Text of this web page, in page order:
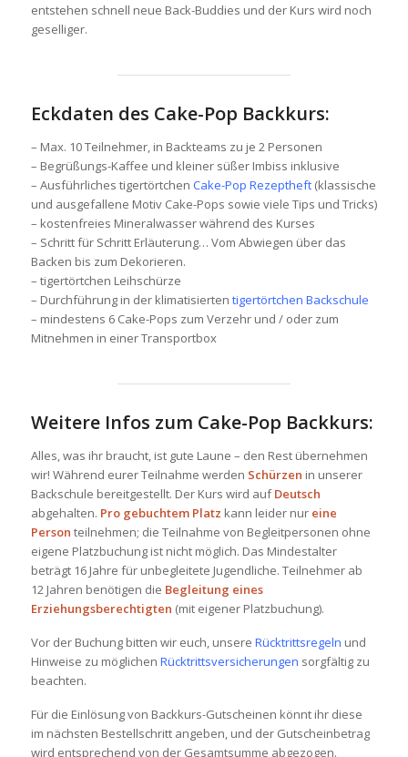
entstehen schnell neue Back-Buddies und der Kurs wird noch
geselliger.
Eckdaten des Cake-Pop Backkurs:
– Max. 10 Teilnehmer, in Backteams zu je 2 Personen
– Begrüßungs-Kaffee und kleiner süßer Imbiss inklusive
– Ausführliches tigertörtchen Cake-Pop Rezeptheft(klassische
und ausgefallene Motiv Cake-Pops sowie viele Tips und Tricks)
– kostenfreies Mineralwasser während des Kurses
– Schritt für Schritt Erläuterung… Vom Abwiegen über das
Backen bis zum Dekorieren.
– tigertörtchen Leihschürze
– Durchführung in der klimatisierten tigertörtchen Backschule
– mindestens 6 Cake-Pops zum Verzehr und / oder zum
Mitnehmen in einer Transportbox
Weitere Infos zum Cake-Pop Backkurs:
Alles, was ihr braucht, ist gute Laune – den Rest übernehmen
wir! Während eurer Teilnahme werden Schürzen in unserer
Backschule bereitgestellt. Der Kurs wird aufDeutsch
abgehalten. Pro gebuchtem Platz kann leider nur eine
Person teilnehmen; die Teilnahme von Begleitpersonen ohne
eigene Platzbuchung ist nicht möglich. Das Mindestalter
beträgt 16 Jahre für unbegleitete Jugendliche. Teilnehmer ab
12 Jahren benötigen die Begleitung eines
Erziehungsberechtigten (mit eigener Platzbuchung).
Vor der Buchung bitten wir euch, unsere Rücktrittsregeln und
Hinweise zu möglichen Rücktrittsversicherungen sorgfältig zu
beachten.
Für die Einlösung von Backkurs-Gutscheinen könnt ihr diese
im nächsten Bestellschritt angeben, und der Gutscheinbetrag
wird entsprechend von der Gesamtsumme abgezogen.